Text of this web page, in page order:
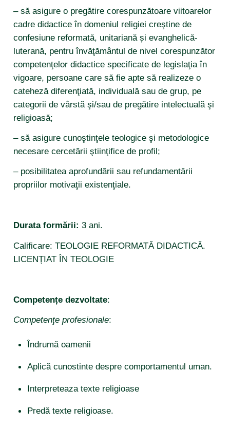
– fișele disciplinelor teologie (masterate)
– fișele disciplinelor muzică (licentă)
– fișele disciplinelor artă muzicală în context contemporan
(masterat)
proiecte de cercetare
activitate de cercetare și activitate artistică
practica profesională teologie
practica profesională muzică
– documente pt. domeniul teologie
– documente pt. domeniul muzică
lista publicații 10 ani – teologie reformată
– să asigure o pregătire corespunzătoare viitoarelor
cadre didactice în domeniul religiei creştine de
confesiune reformată, unitariană și evanghelică-
luterană, pentru învăţământul de nivel corespunzător
competenţelor didactice specificate de legislaţia în
vigoare, persoane care să fie apte să realizeze o
cateheză diferenţiată, individuală sau de grup, pe
categorii de vârstă şi/sau de pregătire intelectuală şi
religioasă;
– să asigure cunoştinţele teologice şi metodologice
necesare cercetării ştiinţifice de profil;
– posibilitatea aprofundării sau refundamentării
propriilor motivaţii existenţiale.
Durata formării: 3 ani.
Calificare: TEOLOGIE REFORMATĂ DIDACTICĂ.
LICENȚIAT ÎN TEOLOGIE
Competențe dezvoltate:
Competenţe profesionale:
Îndrumă oamenii
Aplică cunostinte despre comportamentul uman.
Interpreteaza texte religioase
Predă texte religioase.